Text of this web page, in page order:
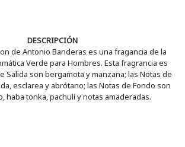
DESCRIPCIÓN
de Antonio Banderas es una fragancia de la
Verde para Hombres. Esta fragrancia es
Salida son bergamota y manzana; las Notas de
esclarea y abrótano; las Notas de Fondo son
haba tonka, pachulí y notas amaderadas.